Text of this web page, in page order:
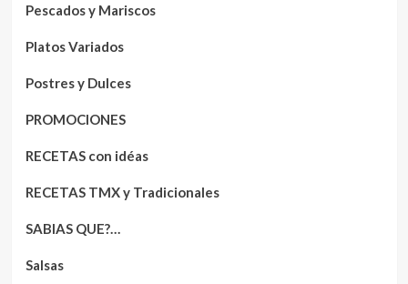
Pescados y Mariscos
Platos Variados
Postres y Dulces
PROMOCIONES
RECETAS con idéas
RECETAS TMX y Tradicionales
SABIAS QUE?…
Salsas